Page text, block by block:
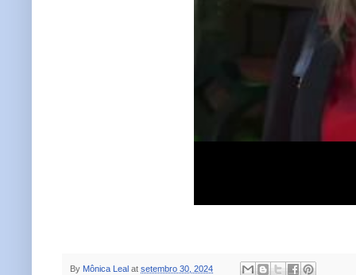
By Mônica Leal at setembro 30, 2024